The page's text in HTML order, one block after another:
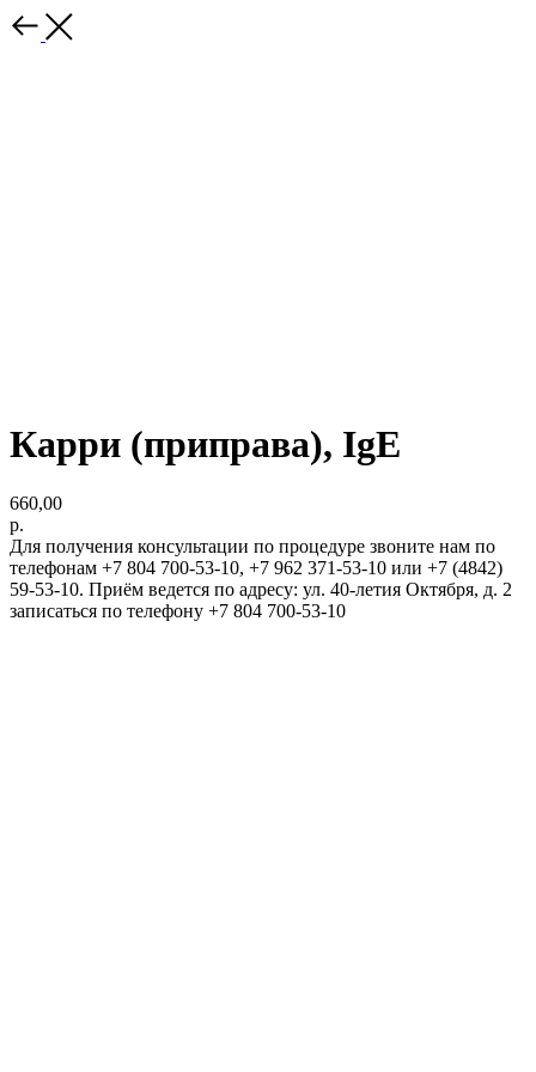
Карри (приправа), IgE
660,00
р.
Для получения консультации по процедуре звоните нам по
телефонам +7 804 700-53-10, +7 962 371-53-10 или +7 (4842)
59-53-10. Приём ведется по адресу: ул. 40-летия Октября, д. 2
записаться по телефону +7 804 700-53-10